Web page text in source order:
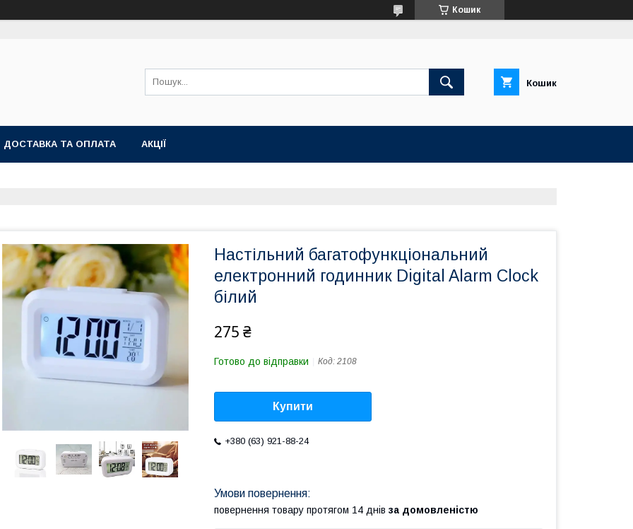
Кошик
Кошик
ДОСТАВКА ТА ОПЛАТА АКЦІЇ
Настільний багатофункціональний
електронний годинник Digital Alarm Clock
білий
275 ₴
Готово до відправки Код: 2108
Купити
+380 (63) 921-88-24
повернення товару протягом 14 днів за домовленістю